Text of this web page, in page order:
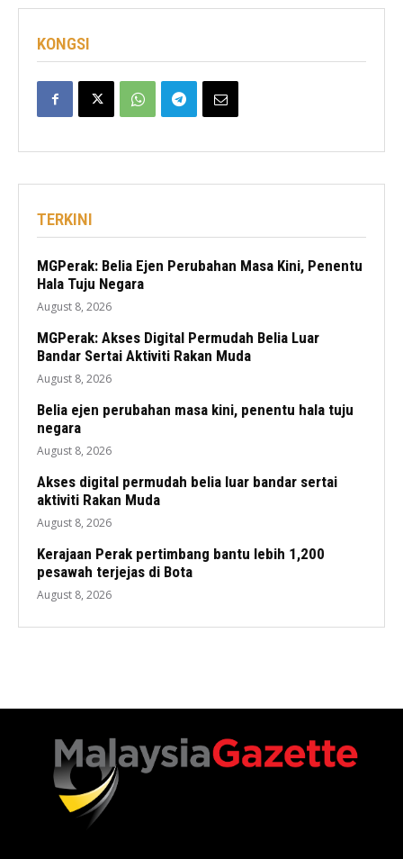
KONGSI
TERKINI
MGPerak: Belia Ejen Perubahan Masa Kini, Penentu
Hala Tuju Negara
August 8, 2026
MGPerak: Akses Digital Permudah Belia Luar
Bandar Sertai Aktiviti Rakan Muda
August 8, 2026
Belia ejen perubahan masa kini, penentu hala tuju
negara
August 8, 2026
Akses digital permudah belia luar bandar sertai
aktiviti Rakan Muda
August 8, 2026
Kerajaan Perak pertimbang bantu lebih 1,200
pesawah terjejas di Bota
August 8, 2026